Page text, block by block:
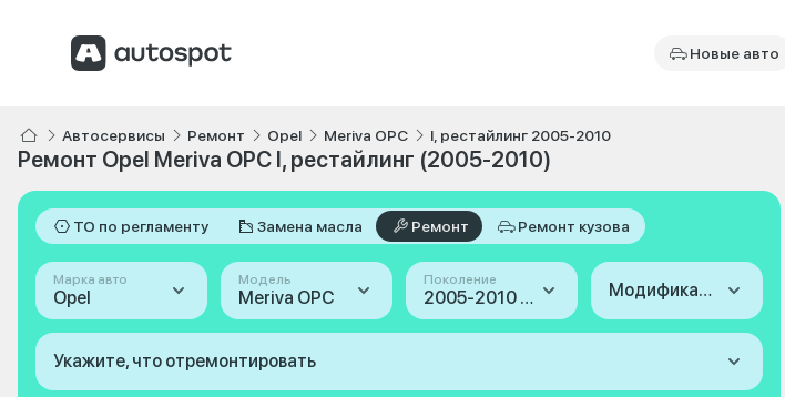
Новые авто
Автосервисы Ремонт Opel Meriva OPC I, рестайлинг 2005-2010
Ремонт Opel Meriva OPC I, рестайлинг (2005-2010)
ТО по регламенту Замена масла Ремонт Ремонт кузова
Марка авто
Opel
Модель
Meriva OPC
Поколение
2005-2010 (I, рестайлинг) Модификация
Укажите, что отремонтировать